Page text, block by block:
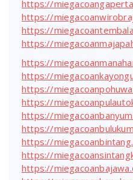
https://
https://
https://
https://
https://
https://
https://
https://
https://
https://
https://
https://
https://